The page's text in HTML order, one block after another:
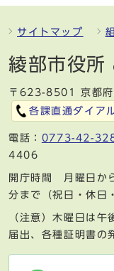
サイトマップ
綾部市役所
〒623-8501 京都府
各課直通ダイア
電話： 0773-42-
4406
開庁時間 月曜日か
分まで（祝日・休日
（注意）木曜日は
届出、各種証明書の